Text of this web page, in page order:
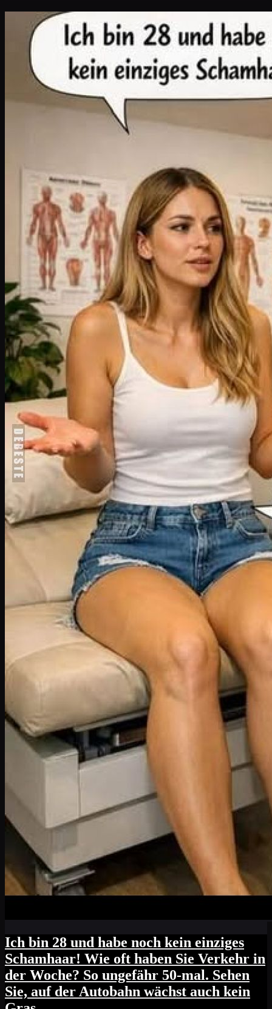
Ich bin 28 und habe noch kein einziges
Schamhaar! Wie oft haben Sie Verkehr in
der Woche? So ungefähr 50-mal. Sehen
Sie, auf der Autobahn wächst auch kein